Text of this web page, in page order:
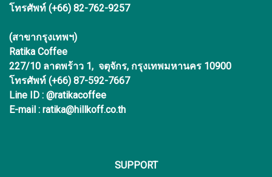
โทรศัพท์ (+66) 82-762-9257
(สาขากรุงเทพฯ)
Ratika Coffee
227/10 ลาดพร้าว 1, จตุจักร, กรุงเทพมหานคร 10900
โทรศัพท์ (+66) 87-592-7667
Line ID : @ratikacoffee
E-mail : ratika@hillkoff.co.th
SUPPORT